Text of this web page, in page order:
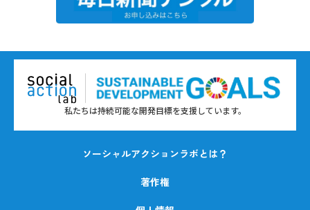
私たちは持続可能な開発目標を支援しています。
ソーシャルアクションラボとは？
著作権